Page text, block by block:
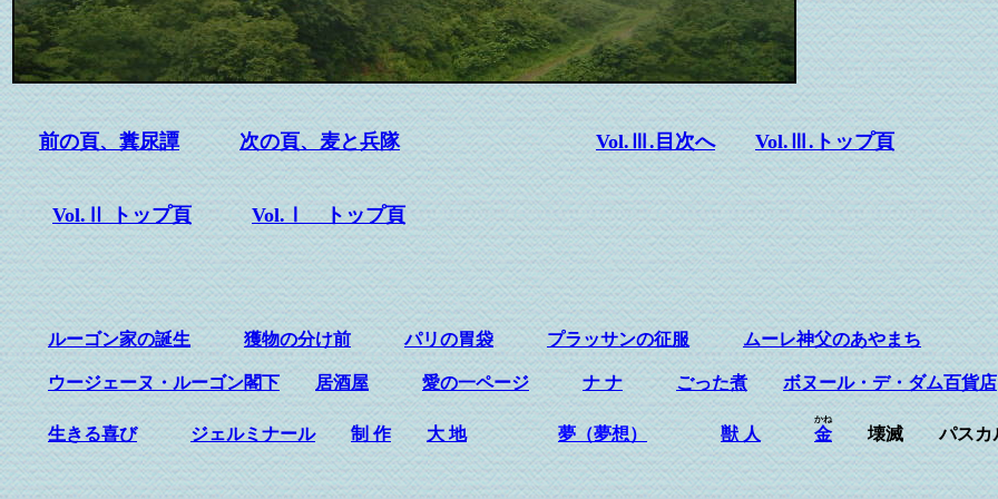
前の頁、糞尿譚 次の頁、麦と兵隊 Vol.Ⅲ.目次へ Vol.Ⅲ.トップ頁
Vol.Ⅱ トップ頁 Vol.Ⅰ トップ頁
ルーゴン家の誕生 獲物の分け前 パリの胃袋 プラッサンの征服 ムーレ神父のあやまち
ウージェーヌ・ルーゴン閣下 居酒屋 愛の一ページ ナ ナ ごった煮 ボヌール・デ・ダム百貨店
生きる喜び ジェルミナール 制 作 大 地 夢（夢想） 獣 人 金
かね
壊滅 パス